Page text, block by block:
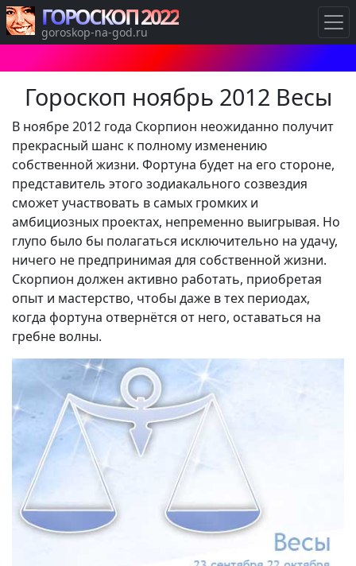
Гороскоп ноябрь 2012 Весы
В ноябре 2012 года Скорпион неожиданно получит
прекрасный шанс к полному изменению
собственной жизни. Фортуна будет на его стороне,
представитель этого зодиакального созвездия
сможет участвовать в самых громких и
амбициозных проектах, непременно выигрывая. Но
глупо было бы полагаться исключительно на удачу,
ничего не предпринимая для собственной жизни.
Скорпион должен активно работать, приобретая
опыт и мастерство, чтобы даже в тех периодах,
когда фортуна отвернётся от него, оставаться на
гребне волны.
ГОРОСКОП 2022
goroskop-na-god.ru